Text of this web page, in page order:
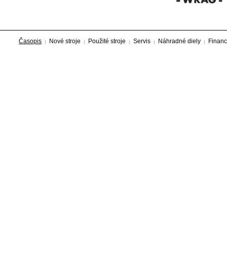
Časopis Nové stroje Použité stroje Servis Náhradné diely